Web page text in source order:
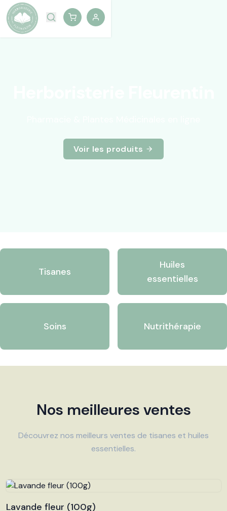
Voir les produits
Tisanes
Huiles
essentielles
Soins Nutrithérapie
Nos meilleures ventes
Découvrez nos meilleurs ventes de tisanes et huiles
essentielles.
Lavande fleur (100g)